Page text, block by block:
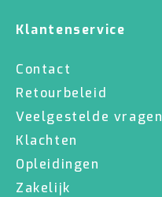
Klantenservice
Contact
Retourbeleid
Veelgestelde vragen
Klachten
Opleidingen
Zakelijk